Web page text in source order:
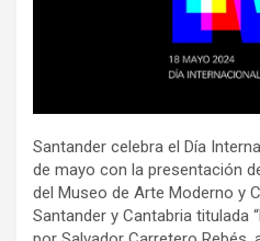
Santander celebra el Día
de mayo con la presentación
del Museo de Arte Moderno y
Santander y Cantabria titulada